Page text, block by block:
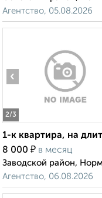
Агентство, 05.08.2026
2/3
‹
1-к квартира, на
8 000 ₽ в месяц
Заводской район,
Агентство, 06.08.2026